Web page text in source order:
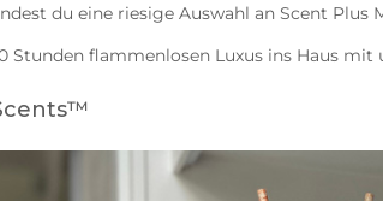
du eine riesige Auswahl an Scent
Stunden flammenlosen Luxus ins Haus mit